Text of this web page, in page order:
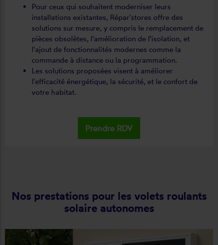
Pour ceux qui souhaitent moderniser leurs
installations existantes, Répar'stores offre des
solutions sur mesure, y compris le remplacement de
pièces obsolètes, l'amélioration de l'isolation, et
l'ajout de fonctionnalités modernes comme la
commande à distance ou la programmation.
Les solutions proposées visent à améliorer
l'efficacité énergétique, la sécurité, et le confort de
votre habitat.
Prendre RDV
Nos prestations pour les volets roulants
solaire autonomes